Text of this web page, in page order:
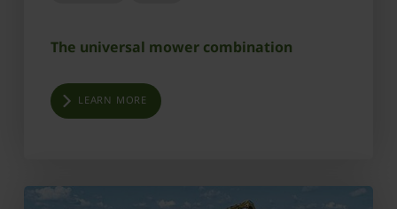
The universal mower combination
LEARN MORE